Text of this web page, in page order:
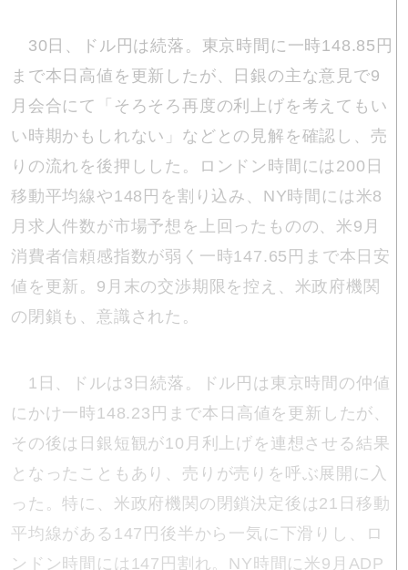
30日、ドル円は続落。東京時間に一時148.85円
まで本日高値を更新したが、日銀の主な意見で9
月会合にて「そろそろ再度の利上げを考えてもい
い時期かもしれない」などとの見解を確認し、売
りの流れを後押しした。ロンドン時間には200日
移動平均線や148円を割り込み、NY時間には米8
月求人件数が市場予想を上回ったものの、米9月
消費者信頼感指数が弱く一時147.65円まで本日安
値を更新。9月末の交渉期限を控え、米政府機関
の閉鎖も、意識された。
1日、ドルは3日続落。ドル円は東京時間の仲値
にかけ一時148.23円まで本日高値を更新したが、
その後は日銀短観が10月利上げを連想させる結果
となったこともあり、売りが売りを呼ぶ展開に入
った。特に、米政府機関の閉鎖決定後は21日移動
平均線がある147円後半から一気に下滑りし、ロ
ンドン時間には147円割れ。NY時間に米9月ADP